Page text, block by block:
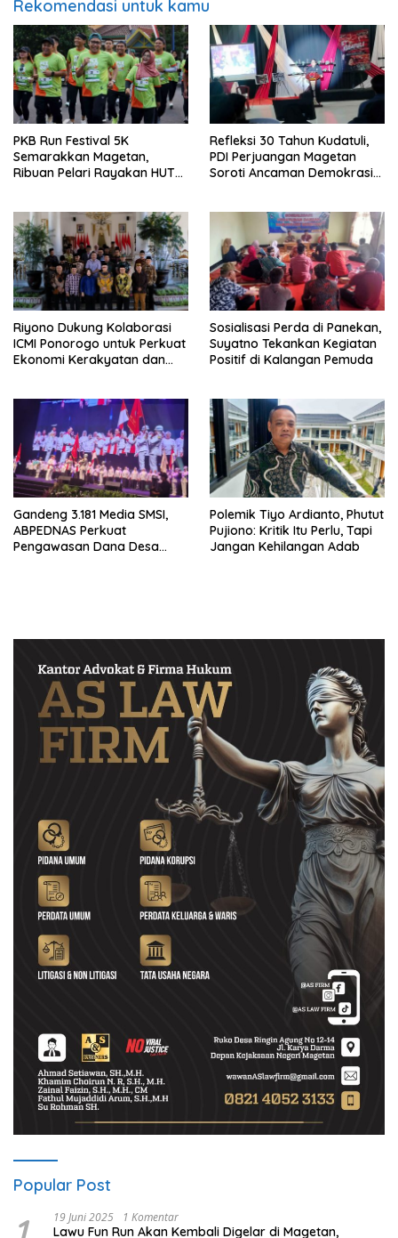
Rekomendasi untuk kamu
PKB Run Festival 5K
Semarakkan Magetan,
Ribuan Pelari Rayakan HUT
Refleksi 30 Tahun Kudatuli,
PDI Perjuangan Magetan
Soroti Ancaman Demokrasi
Riyono Dukung Kolaborasi
ICMI Ponorogo untuk Perkuat
Ekonomi Kerakyatan dan
Sosialisasi Perda di Panekan,
Suyatno Tekankan Kegiatan
Positif di Kalangan Pemuda
Gandeng 3.181 Media SMSI,
ABPEDNAS Perkuat
Pengawasan Dana Desa
Polemik Tiyo Ardianto, Phutut
Pujiono: Kritik Itu Perlu, Tapi
Jangan Kehilangan Adab
Popular Post
19 Juni 2025 1 Komentar
Lawu Fun Run Akan Kembali Digelar di Magetan,